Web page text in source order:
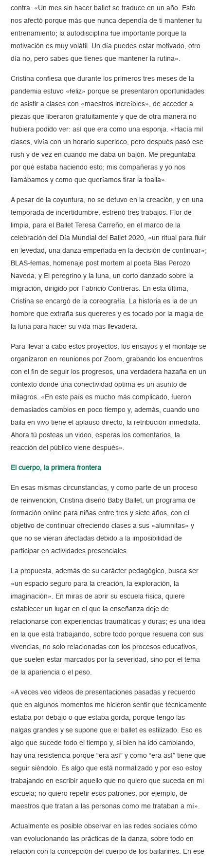
contra: «Un mes sin hacer ballet se traduce en un año. Esto
nos afectó porque más que nunca dependía de ti mantener tu
entrenamiento; la autodisciplina fue importante porque la
motivación es muy volátil. Un día puedes estar motivado, otro
día no, pero sabes que tienes que mantener la rutina».
Cristina confiesa que durante los primeros tres meses de la
pandemia estuvo «feliz» porque se presentaron oportunidades
de asistir a clases con «maestros increíbles», de acceder a
piezas que liberaron gratuitamente y que de otra manera no
hubiera podido ver: así que era como una esponja. «Hacía mil
clases, vivía con un horario superloco, pero después pasó ese
rush y de vez en cuando me daba un bajón. Me preguntaba
por qué estaba haciendo esto; mis compañeras y yo nos
llamábamos y como que queríamos tirar la toalla».
A pesar de la coyuntura, no se detuvo en la creación, y en una
temporada de incertidumbre, estrenó tres trabajos. Flor de
limpia, para el Ballet Teresa Carreño, en el marco de la
celebración del Día Mundial del Ballet 2020, «un ritual para fluir
en levedad, una danza empeñada en la decisión de continuar»;
BLAS-femas, homenaje post mortem al poeta Blas Perozo
Naveda; y El peregrino y la luna, un corto danzado sobre la
migración, dirigido por Fabricio Contreras. En esta última,
Cristina se encargó de la coreografía. La historia es la de un
hombre que extraña sus quereres y es tocado por la magia de
la luna para hacer su vida más llevadera.
Para llevar a cabo estos proyectos, los ensayos y el montaje se
organizaron en reuniones por Zoom, grabando los encuentros
con el fin de seguir los progresos, una verdadera hazaña en un
contexto donde una conectividad óptima es un asunto de
milagros. «En este país es mucho más complicado, fueron
demasiados cambios en poco tiempo y, además, cuando uno
baila en vivo tiene el aplauso directo, la retribución inmediata.
Ahora tú posteas un video, esperas los comentarios, la
reacción del público viene después».
El cuerpo, la primera frontera
En esas mismas circunstancias, y como parte de un proceso
de reinvención, Cristina diseñó Baby Ballet, un programa de
formación online para niñas entre tres y siete años, con el
objetivo de continuar ofreciendo clases a sus «alumnitas» y
que no se vieran afectadas debido a la imposibilidad de
participar en actividades presenciales.
La propuesta, además de su carácter pedagógico, busca ser
«un espacio seguro para la creación, la exploración, la
imaginación». En miras de abrir su escuela física, quiere
establecer un lugar en el que la enseñanza deje de
relacionarse con experiencias traumáticas y duras; es una idea
en la que está trabajando, sobre todo porque resuena con sus
vivencias, no solo relacionadas con los procesos educativos,
que suelen estar marcados por la severidad, sino por el tema
de la apariencia o el peso.
«A veces veo videos de presentaciones pasadas y recuerdo
que en algunos momentos me hicieron sentir que técnicamente
estaba por debajo o que estaba gorda, porque tengo las
nalgas grandes y se supone que el ballet es estilizado. Eso es
algo que sucede todo el tiempo y, si bien ha ido cambiando,
hay una resistencia porque “era así” y como “era así” tiene que
seguir siéndolo. Es algo que está normalizado y por eso estoy
trabajando en escribir aquello que no quiero que suceda en mi
escuela; no quiero repetir esos patrones, por ejemplo, de
maestros que tratan a las personas como me trataban a mí».
Actualmente es posible observar en las redes sociales cómo
van evolucionando las prácticas de la danza, sobre todo en
relación con la concepción del cuerpo de los bailarines. En ese